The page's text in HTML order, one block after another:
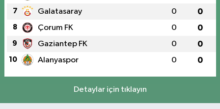
7 Galatasaray 0 0
8 Çorum FK 0 0
9 Gaziantep FK 0 0
10 Alanyaspor 0 0
Detaylar için tıklayın